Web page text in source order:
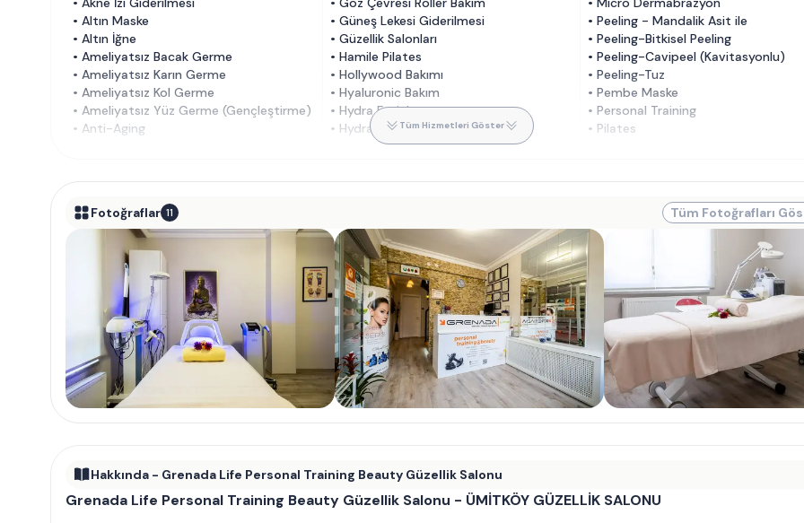
• Altın Maske
• Altın İğne
• Ameliyatsız Bacak Germe
• Ameliyatsız Karın Germe
• Ameliyatsız Kol Germe
• Ameliyatsız Yüz Germe (Gençleştirme)
• Anti-Aging
• Güneş Lekesi Giderilmesi
• Güzellik Salonları
• Hamile Pilates
• Hollywood Bakımı
• Hyaluronic Bakım
• Hydra Facial
• Hydradermi Lift Bakım
• Peeling - Mandalik Asit ile
• Peeling-Bitkisel Peeling
• Peeling-Cavipeel (Kavitasyonlu)
• Peeling-Tuz
• Pembe Maske
• Personal Training
• Pilates
Tüm Hizmetleri Göster
Fotoğraflar 11 Tüm Fotoğrafları
Hakkında - Grenada Life Personal Training Beauty Güzellik Salonu
Grenada Life Personal Training Beauty Güzellik Salonu - ÜMİTKÖY GÜZELLİK SALONU